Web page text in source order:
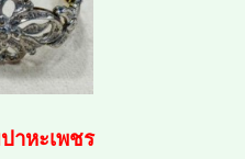
าหะเพชร